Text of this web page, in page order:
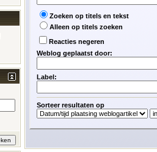
Zoeken op titels en tekst
Alleen op titels zoeken
Reacties negeren
Weblog geplaatst door:
Label:
Sorteer resultaten op